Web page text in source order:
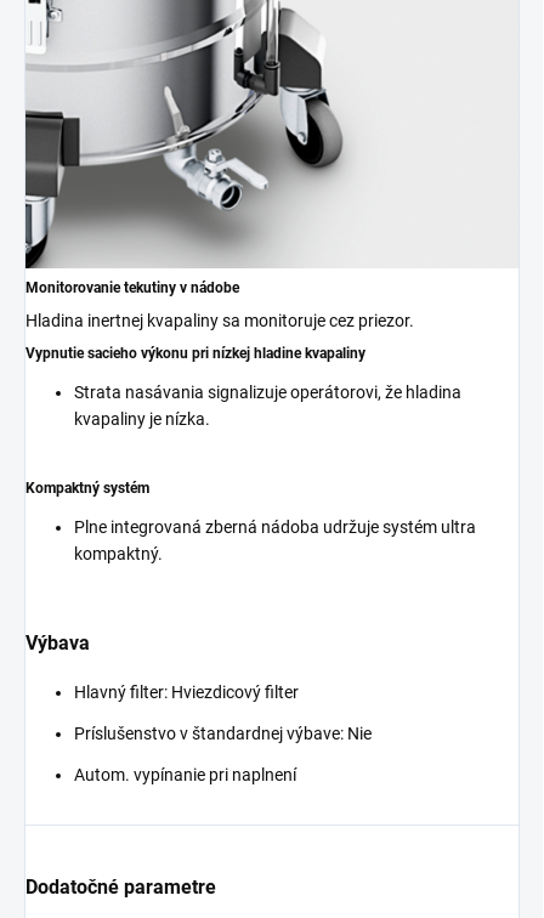
Monitorovanie tekutiny v nádobe
Hladina inertnej kvapaliny sa monitoruje cez priezor.
Vypnutie sacieho výkonu pri nízkej hladine kvapaliny
Strata nasávania signalizuje operátorovi, že hladina
kvapaliny je nízka.
Kompaktný systém
Plne integrovaná zberná nádoba udržuje systém ultra
kompaktný.
Výbava
Hlavný filter: Hviezdicový filter
Príslušenstvo v štandardnej výbave: Nie
Autom. vypínanie pri naplnení
Dodatočné parametre